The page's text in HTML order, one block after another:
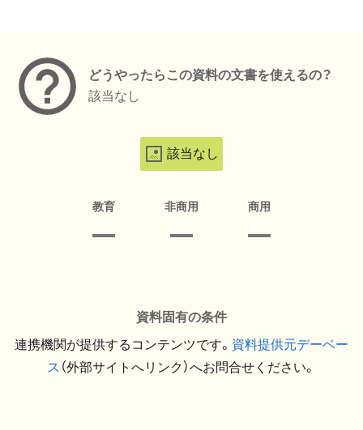
どうやったらこの資料の文書を使えるの？
該当なし
該当なし
教育 非商用 商用
資料固有の条件
連携機関が提供するコンテンツです。 資料提供元デーベー
ス （外部サイトへリンク）へお問合せください。